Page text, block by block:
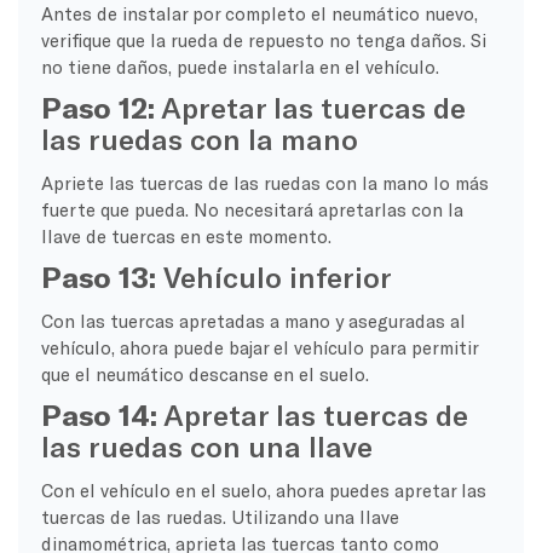
Antes de instalar por completo el neumático nuevo,
verifique que la rueda de repuesto no tenga daños. Si
no tiene daños, puede instalarla en el vehículo.
Paso 12: Apretar las tuercas de
las ruedas con la mano
Apriete las tuercas de las ruedas con la mano lo más
fuerte que pueda. No necesitará apretarlas con la
llave de tuercas en este momento.
Paso 13: Vehículo inferior
Con las tuercas apretadas a mano y aseguradas al
vehículo, ahora puede bajar el vehículo para permitir
que el neumático descanse en el suelo.
Paso 14: Apretar las tuercas de
las ruedas con una llave
Con el vehículo en el suelo, ahora puedes apretar las
tuercas de las ruedas. Utilizando una llave
dinamométrica, aprieta las tuercas tanto como